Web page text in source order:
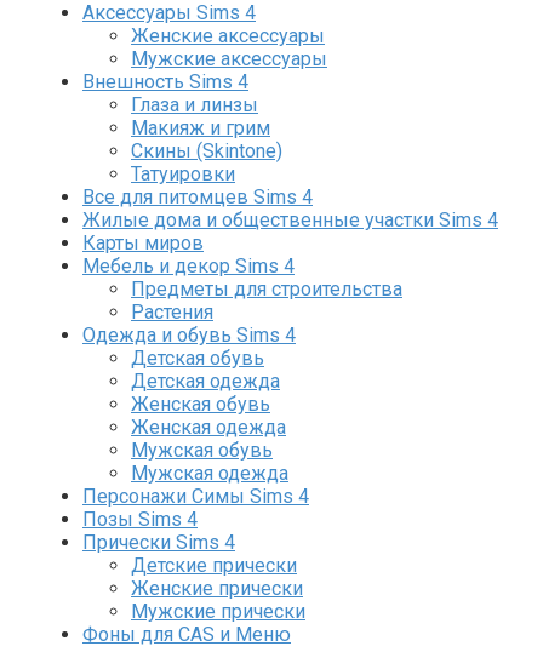
Аксессуары Sims 4
Женские аксессуары
Мужские аксессуары
Внешность Sims 4
Глаза и линзы
Макияж и грим
Скины (Skintone)
Татуировки
Все для питомцев Sims 4
Жилые дома и общественные участки Sims 4
Карты миров
Мебель и декор Sims 4
Предметы для строительства
Растения
Одежда и обувь Sims 4
Детская обувь
Детская одежда
Женская обувь
Женская одежда
Мужская обувь
Мужская одежда
Персонажи Симы Sims 4
Позы Sims 4
Прически Sims 4
Детские прически
Женские прически
Мужские прически
Фоны для CAS и Меню